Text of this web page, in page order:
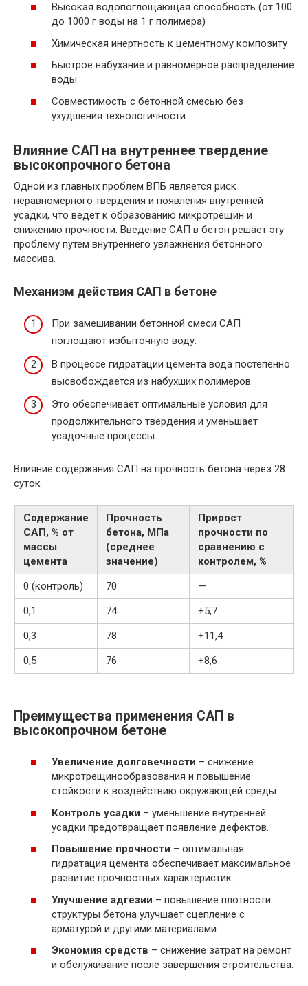
Высокая водопоглощающая способность (от 100
до 1000 г воды на 1 г полимера)
Химическая инертность к цементному композиту
Быстрое набухание и равномерное распределение
воды
Совместимость с бетонной смесью без
ухудшения технологичности
Влияние САП на внутреннее твердение
высокопрочного бетона
Одной из главных проблем ВПБ является риск
неравномерного твердения и появления внутренней
усадки, что ведет к образованию микротрещин и
снижению прочности. Введение САП в бетон решает эту
проблему путем внутреннего увлажнения бетонного
массива.
Механизм действия САП в бетоне
При замешивании бетонной смеси САП
поглощают избыточную воду.
В процессе гидратации цемента вода постепенно
высвобождается из набухших полимеров.
Это обеспечивает оптимальные условия для
продолжительного твердения и уменьшает
усадочные процессы.
Влияние содержания САП на прочность бетона через 28
суток
Содержание
САП, % от
массы
цемента
Прочность
бетона, МПа
(среднее
значение)
Прирост
прочности по
сравнению с
контролем, %
0 (контроль)
70
—
0,1
74
+5,7
0,3
78
+11,4
0,5
76 +8,6
Преимущества применения САП в
высокопрочном бетоне
Увеличение долговечности – снижение
микротрещинообразования и повышение
стойкости к воздействию окружающей среды.
Контроль усадки – уменьшение внутренней
усадки предотвращает появление дефектов.
Повышение прочности – оптимальная
гидратация цемента обеспечивает максимальное
развитие прочностных характеристик.
Улучшение адгезии – повышение плотности
структуры бетона улучшает сцепление с
арматурой и другими материалами.
Экономия средств – снижение затрат на ремонт
и обслуживание после завершения строительства.